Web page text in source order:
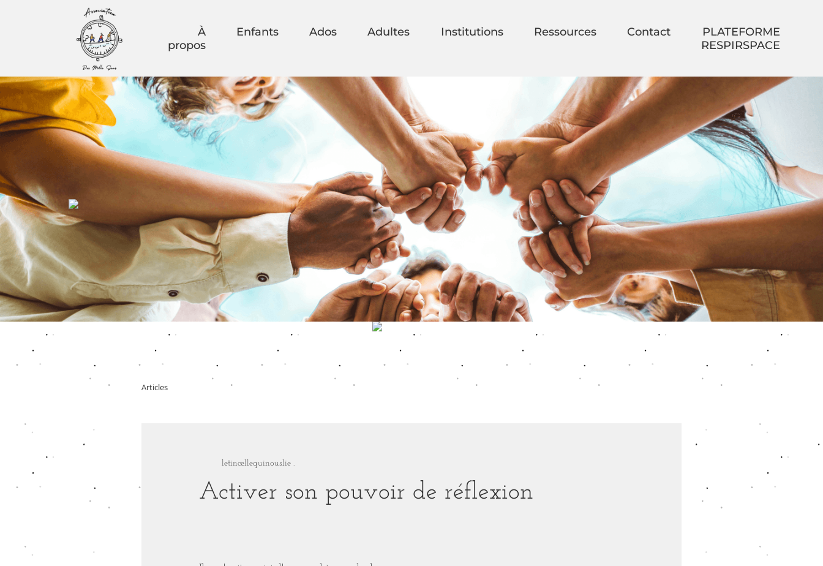
À
propos
Enfants Ados Adultes Institutions Ressources Contact
PLATEFORME
RESPIRSPACE
Articles
letincellequinouslie .
Activer son pouvoir de réflexion